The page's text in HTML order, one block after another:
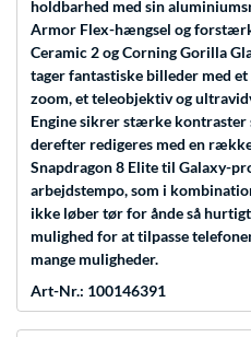
holdbarhed med sin
Armor Flex-hængsel og
Ceramic 2 og Corning Gorilla
tager fantastiske billeder med
zoom, et teleobjektiv og
Engine sikrer stærke kontraster
derefter redigeres med en
Snapdragon 8 Elite til Galaxy-
arbejdstempo, som i
ikke løber tør for ånde så
mulighed for at tilpasse
mange muligheder.
Art-Nr.: 100146391